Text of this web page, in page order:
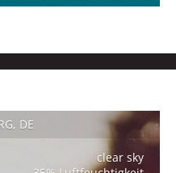
DE
clear sky